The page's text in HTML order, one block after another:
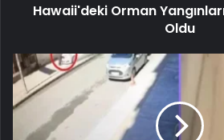
Hawaii'deki Orman
Oldu